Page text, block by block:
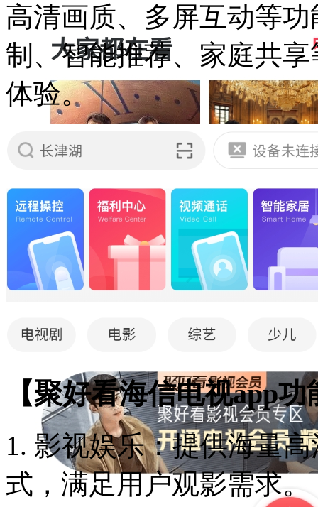
高清画质、多屏互动等
制、智能推荐、家庭共
体验。
【聚好看海信电视app功
1. 影视娱乐：提供海量
式，满足用户观影需求。